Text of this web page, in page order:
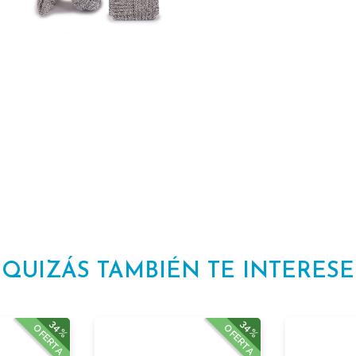
QUIZÁS TAMBIÉN TE INTERESE
34%
OFERTA 34%
OFERTA